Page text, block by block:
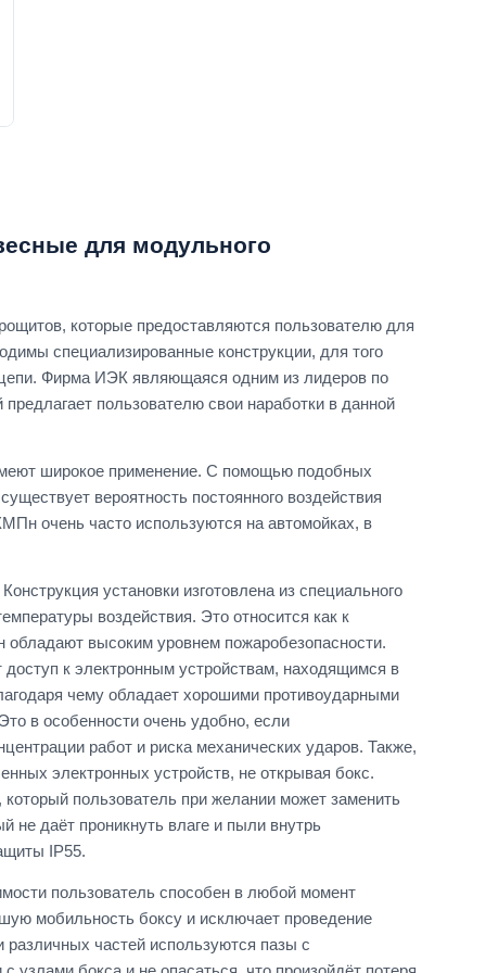
для модульного
которые предоставляются пользователю для
специализированные конструкции, для того
цепи. Фирма ИЭК являющаяся одним из лидеров по
пользователю свои наработки в данной
широкое применение. С помощью подобных
вероятность постоянного воздействия
очень часто используются на автомойках, в
установки изготовлена из специального
воздействия. Это относится как к
высоким уровнем пожаробезопасности.
к электронным устройствам, находящимся в
чему обладает хорошими противоударными
в особенности очень удобно, если
работ и риска механических ударов. Также,
электронных устройств, не открывая бокс.
пользователь при желании может заменить
даёт проникнуть влаге и пыли внутрь
IP55.
пользователь способен в любой момент
мобильность боксу и исключает проведение
частей используются пазы с